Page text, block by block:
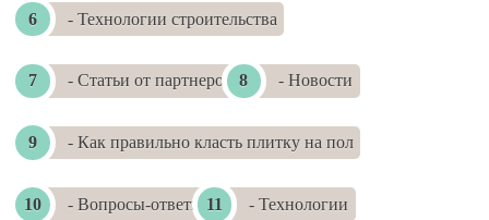
- Технологии строительства
- Статьи от партнеров - Новости
- Как правильно класть плитку на пол
- Вопросы-ответы - Технологии